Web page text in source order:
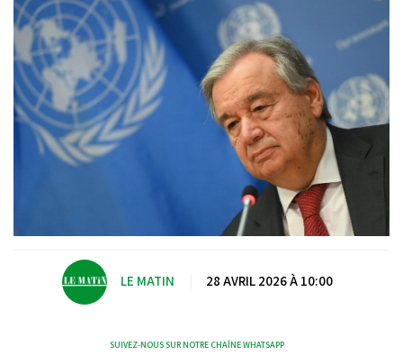
LE MATIN 28 AVRIL 2026 À 10:00
SUIVEZ-NOUS SUR NOTRE CHAÎNE WHATSAPP